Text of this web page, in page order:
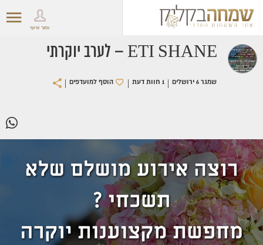
אזור אישי
ETI SHANE – לערב יוקרתי
שמגר 6 ירושלים | 1 חוות דעת | הוסף למועדפים |